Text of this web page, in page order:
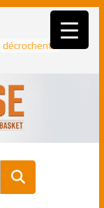
décrochent
bataille
Giannis
le Greek
premier
NBA, le
2002 :
de